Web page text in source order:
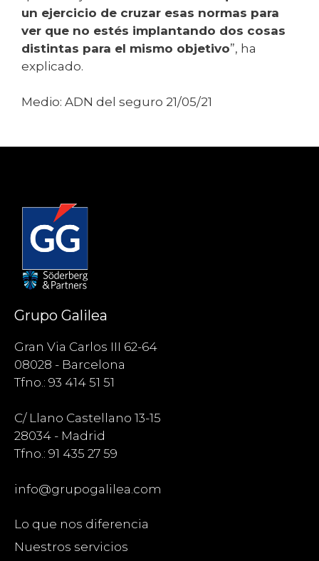
un ejercicio de cruzar esas normas para
ver que no estés implantando dos cosas
distintas para el mismo objetivo”, ha
explicado.
Medio: ADN del seguro 21/05/21
Grupo Galilea
Gran Via Carlos III 62-64
08028 - Barcelona
Tfno.: 93 414 51 51
C/ Llano Castellano 13-15
28034 - Madrid
Tfno.: 91 435 27 59
info@grupogalilea.com
Lo que nos diferencia
Nuestros servicios